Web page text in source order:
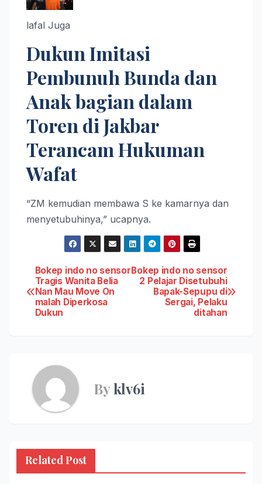
lafal Juga
Dukun Imitasi
Pembunuh Bunda dan
Anak bagian dalam
Toren di Jakbar
Terancam Hukuman
Wafat
“ZM kemudian membawa S ke kamarnya dan
menyetubuhinya,” ucapnya.
Post
navigation
Bokep indo no sensor
2 Pelajar Disetubuhi
Bapak-Sepupu di
Sergai, Pelaku
ditahan
Bokep indo no sensor
Tragis Wanita Belia
Nan Mau Move On
malah Diperkosa
Dukun
Byklv6i
Related Post